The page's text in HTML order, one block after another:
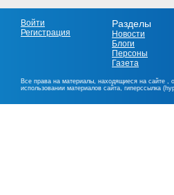
Войти
Регистрация
Разделы
Новости
Блоги
Персоны
Газета
Все права на материалы, находящиеся на сайте ,
использовании материалов сайта, гиперссылка